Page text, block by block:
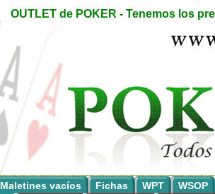
OUTLET de POKER - Tenemos los
Maletines vacíos Fichas WPT
WSOP